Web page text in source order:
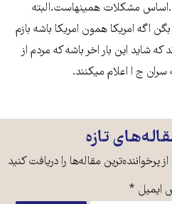
مشکلات همینهاست.البته
اگه امریکا همون امریکا باشه بازم
که شاید این بار اخر باشه که مردم از
ج ا اعلام میکنند.
تازه
پرخواننده‌ترین مقاله‌ها را دریافت کنید
ایمیل *